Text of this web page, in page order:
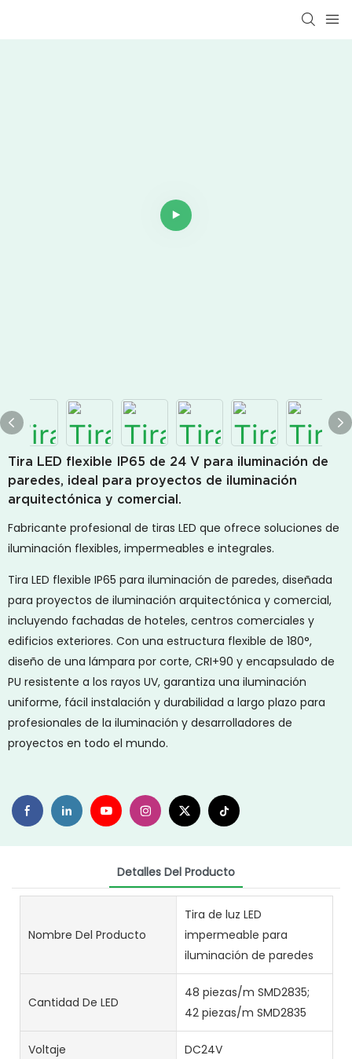
Tira LED flexible IP65 de 24 V para iluminación de
paredes, ideal para proyectos de iluminación
arquitectónica y comercial.
Fabricante profesional de tiras LED que ofrece soluciones de
iluminación flexibles, impermeables e integrales.
Tira LED flexible IP65 para iluminación de paredes, diseñada
para proyectos de iluminación arquitectónica y comercial,
incluyendo fachadas de hoteles, centros comerciales y
edificios exteriores. Con una estructura flexible de 180°,
diseño de una lámpara por corte, CRI+90 y encapsulado de
PU resistente a los rayos UV, garantiza una iluminación
uniforme, fácil instalación y durabilidad a largo plazo para
profesionales de la iluminación y desarrolladores de
proyectos en todo el mundo.
Detalles Del Producto
Nombre Del Producto
Tira de luz LED
impermeable para
iluminación de paredes
Cantidad De LED
48 piezas/m SMD2835;
42 piezas/m SMD2835
Voltaje DC24V